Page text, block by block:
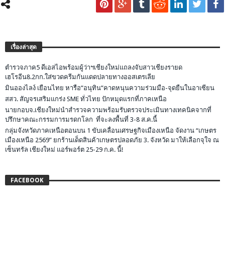
เรื่องล่าสุด
ตำรวจภาค5 ดีเอสไอพร้อมผู้ว่าฯเชียงใหม่แถลงจับสาวเชียงรายด
เฮโรอีน8.2กก.ใส่ขวดครีมกันแดดปลายทางออสเตรเลีย
มินอองไลง์ เยือนไทย หารือ”อนุทิน”คาดหนุนความร่วมมือ-จุดยืนในอาเซียน
สสว. สัญจรเสริมแกร่ง SME ทั่วไทย ปักหมุดแรกที่ภาคเหนือ
นายกอบจ.เชียงใหม่นำสำรวจความพร้อมรับตรวจประเมินทางเทคนิคจากที่
ปรึกษาคณะกรรมการมรดกโลก ที่จะลงพื้นที่ 3-8 ส.ค.นี้
กลุ่มจังหวัดภาคเหนือตอนบน 1 ขับเคลื่อนเศรษฐกิจเมืองเหนือ จัดงาน “เกษตร
เมืองเหนือ 2569” ยกร้านเด็ดสินค้าเกษตรปลอดภัย 3. จังหวัด มาให้เลือกจุใจ ณ
เซ็นทรัล เชียงใหม่ แอร์พอร์ต 25-29 ก.ค. นี้!
FACEBOOK